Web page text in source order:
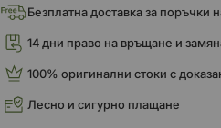
Безплатна доставка за поръчки
14 дни право на връщане и
100% оригинални стоки с
Лесно и сигурно плащане